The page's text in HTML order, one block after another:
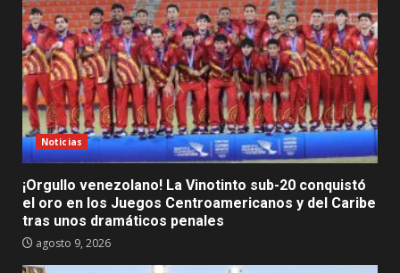
Noticias
¡Orgullo venezolano! La Vinotinto sub-20 conquistó
el oro en los Juegos Centroamericanos y del Caribe
tras unos dramáticos penales
agosto 9, 2026